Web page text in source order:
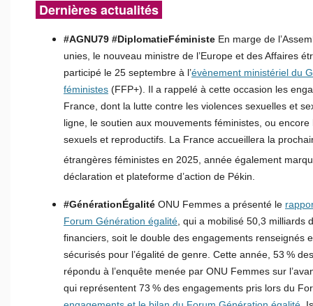
Dernières actualités
#AGNU79 #DiplomatieFéministe En marge de
unies, le nouveau ministre de l’Europe et des Affaires
participé le 25 septembre à l’évènement ministériel du
féministes (FFP+). Il a rappelé à cette occasion les
France, dont la lutte contre les violences sexuelles et
ligne, le soutien aux mouvements féministes, ou
sexuels et reproductifs. La France accueillera la
étrangères féministes en 2025, année également
déclaration et plateforme d’action de Pékin.
#GénérationÉgalité ONU Femmes a présenté le
Forum Génération égalité , qui a mobilisé 50,3 milliards
financiers, soit le double des engagements renseignés
sécurisés pour l’égalité de genre. Cette année, 53 %
répondu à l’enquête menée par ONU Femmes sur
qui représentent 73 % des engagements pris lors du